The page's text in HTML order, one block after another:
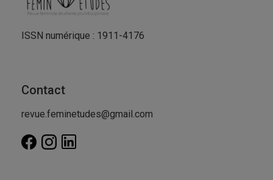
ISSN numérique : 1911-4176
Contact
revue.feminetudes@gmail.com